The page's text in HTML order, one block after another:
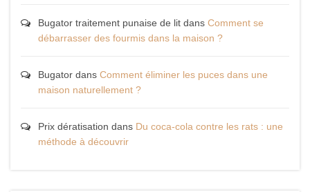
Bugator traitement punaise de lit dans Comment se
débarrasser des fourmis dans la maison ?
Bugator dans Comment éliminer les puces dans une
maison naturellement ?
Prix dératisation dans Du coca-cola contre les rats : une
méthode à découvrir